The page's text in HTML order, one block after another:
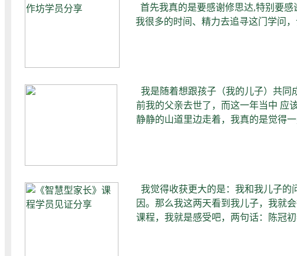
首先我真的是要感谢修思达,特别要
我很多的时间、精力去追寻这门学问
——樊晓艳
我是随着想跟孩子（我的儿子）共同
前我的父亲去世了，而这一年当中 应
静静的山道里边走着，我真的是觉得
我觉得收获更大的是：我和我儿子的
因。那么我这两天看到我儿子，我就
课程，我就是感受吧，两句话：陈冠
——候晶晶